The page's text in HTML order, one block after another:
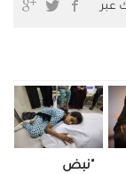
عبر
"نبض